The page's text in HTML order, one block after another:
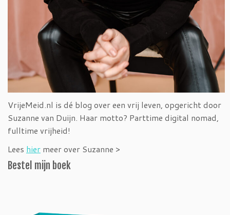
VrijeMeid.nl is dé blog over een vrij leven, opgericht door
Suzanne van Duijn. Haar motto? Parttime digital nomad,
fulltime vrijheid!
Lees hier meer over Suzanne >
Bestel mijn boek